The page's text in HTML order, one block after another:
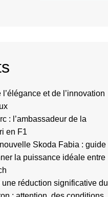
et de l’innovation
: l’ambassadeur de la
en F1
Skoda Fabia : guide
la puissance idéale entre
réduction significative du